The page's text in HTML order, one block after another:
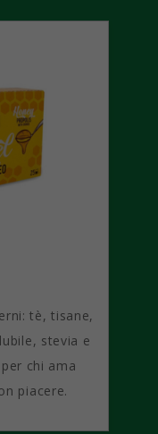
tè, tisane,
stevia e
chi ama
piacere.